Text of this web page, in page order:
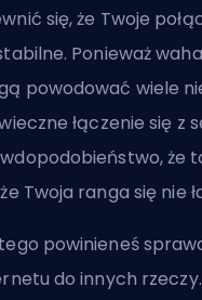
się, że Twoje
Ponieważ
powodować wiele
łączenie się z
że
Twoja ranga się nie
powinieneś
do innych